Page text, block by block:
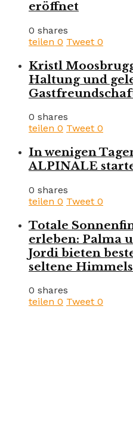
eröffnet
0 shares
teilen 0 Tweet 0
Kristl
Haltung und
0 shares
teilen 0 Tweet 0
In wenigen
ALPINALE
0 shares
teilen 0 Tweet 0
Totale
erleben: Palma
Jordi bieten
seltene
0 shares
teilen 0 Tweet 0